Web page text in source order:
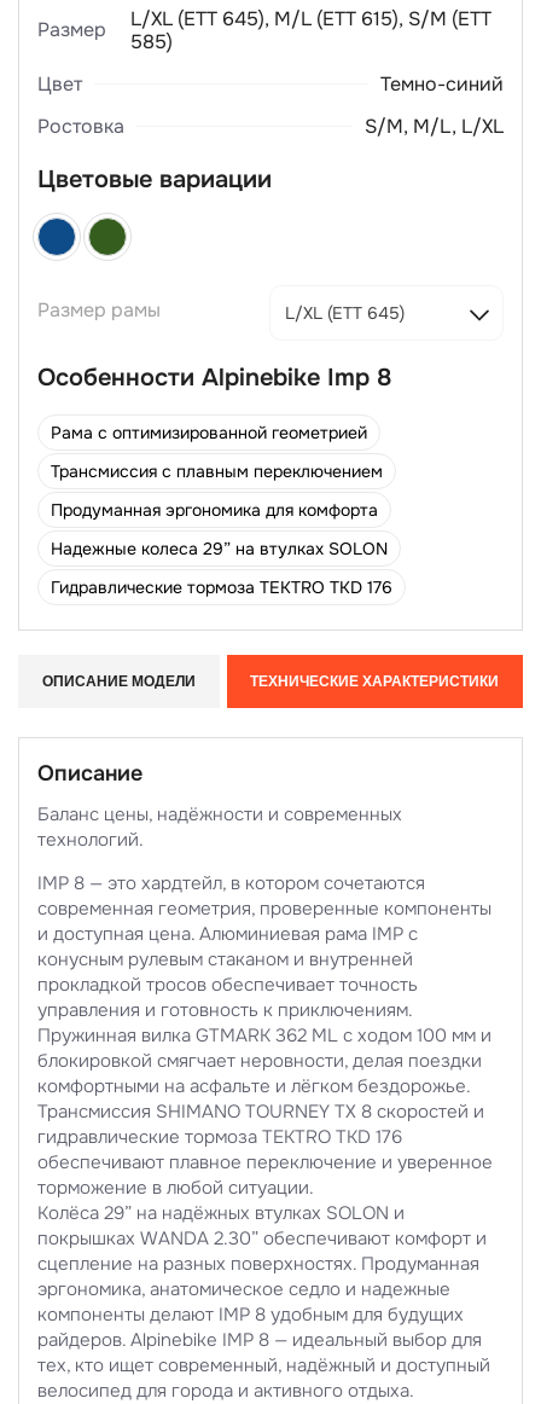
Размер
L/XL (ЕТТ 645), M/L (ЕТТ 615), S/M (ЕТТ
585)
Цвет
Темно-синий
Ростовка
S/M, M/L, L/XL
Цветовые вариации
Размер рамы L/XL (ЕТТ 645)
Особенности Alpinebike Imp 8
Рама с оптимизированной геометрией
Трансмиссия с плавным переключением
Продуманная эргономика для комфорта
Надежные колеса 29” на втулках SOLON
Гидравлические тормоза TEKTRO TKD 176
ОПИСАНИЕ МОДЕЛИ ТЕХНИЧЕСКИЕ ХАРАКТЕРИСТИКИ
Описание
Баланс цены, надёжности и современных
технологий.
IMP 8 — это хардтейл, в котором сочетаются
современная геометрия, проверенные компоненты
и доступная цена. Алюминиевая рама IMP с
конусным рулевым стаканом и внутренней
прокладкой тросов обеспечивает точность
управления и готовность к приключениям.
Пружинная вилка GTMARK 362 ML с ходом 100 мм и
блокировкой смягчает неровности, делая поездки
комфортными на асфальте и лёгком бездорожье.
Трансмиссия SHIMANO TOURNEY TX 8 скоростей и
гидравлические тормоза TEKTRO TKD 176
обеспечивают плавное переключение и уверенное
торможение в любой ситуации.
Колёса 29” на надёжных втулках SOLON и
покрышках WANDA 2.30” обеспечивают комфорт и
сцепление на разных поверхностях. Продуманная
эргономика, анатомическое седло и надежные
компоненты делают IMP 8 удобным для будущих
райдеров. Alpinebike IMP 8 — идеальный выбор для
тех, кто ищет современный, надёжный и доступный
велосипед для города и активного отдыха.